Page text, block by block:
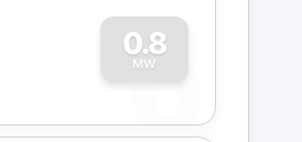
0.8
MW
0